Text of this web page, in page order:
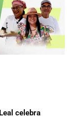
celebra